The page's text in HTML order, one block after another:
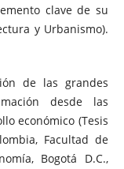
clave de su
y Urbanismo).
de las grandes
desde las
económico (Tesis
Facultad de
Bogotá D.C.,